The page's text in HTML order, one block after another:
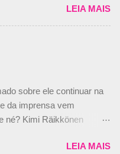
que Nelson Piquet havia
da Campos, dando,
time a Nelsinho Piquet,
vez por todas por
da escuderia. O
de Bruno Senna em
recebemos uma oferta
“Mas depois de ter
LEIA MAIS
sobre ele continuar na
da imprensa vem
né? Kimi Räikkönen
my contract so that’sLEIA MAIS